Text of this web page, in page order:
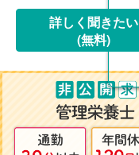
詳しく聞きたい
(無料)